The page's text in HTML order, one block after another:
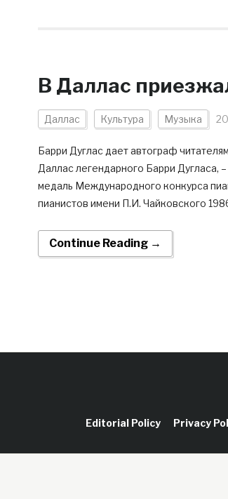
В Даллас
Даллас Культура Музыка
Барри Дуглас дает автограф
Даллас легендарного Барри Дугласа,
медаль Международного конкурса
пианистов имени П.И. Чайковского
Continue Reading →
Editorial Policy Privacy